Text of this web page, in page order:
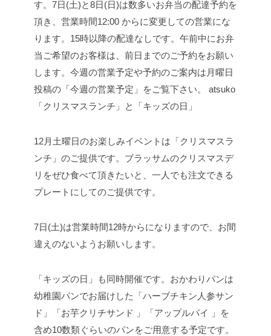
「クリスマスランチ」と「キッズの日」
12月土曜日のお楽しみイベントは「クリスマスラ
ンチ」のご提供です。ブラッサムのクリスマスデ
リをぜひ食べて頂きたいと、一人でも注文できる
プレートにしてのご提供です。
7日(土)は営業時間12時からになりますので、お間
違えのないようお願いします。
「キッズの日」も同時開催です。おかわりパンは
幼稚園パンでお届けした「ハーブチキン人参サン
ド」「お芋クリチサンド 」「アップルパイ 」を
含め10数類ぐらいのパンをご用意する予定です。